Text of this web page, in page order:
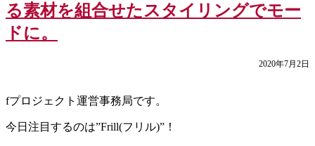
る素材を組合せたスタイリングでモー
ドに。
2020年7月2日
fプロジェクト運営事務局です。
今日注目するのは”Frill(フリル)”！